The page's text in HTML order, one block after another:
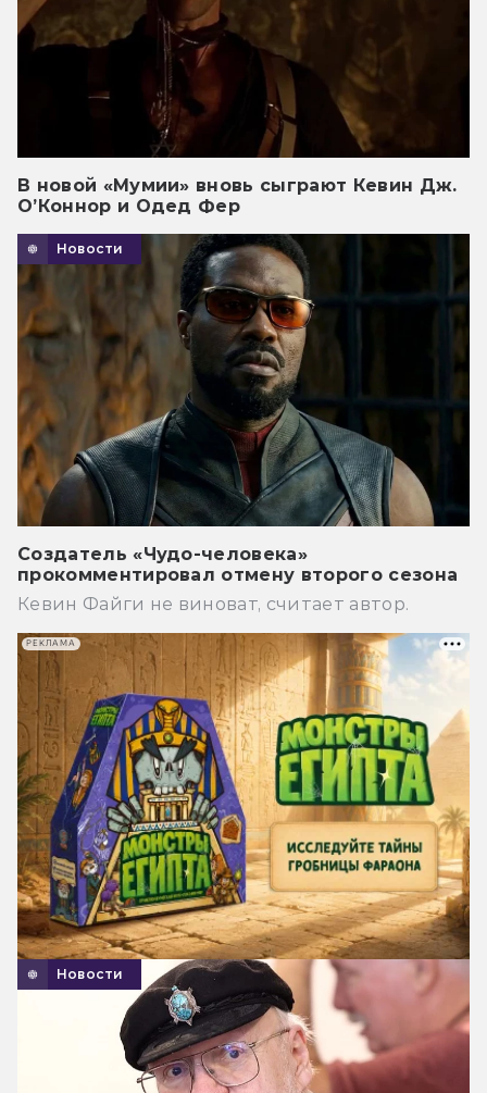
В новой «Мумии» вновь сыграют Кевин Дж.
О’Коннор и Одед Фер
Новости
Создатель «Чудо-человека»
прокомментировал отмену второго сезона
Кевин Файги не виноват, считает автор.
Новости
РЕКЛАМА